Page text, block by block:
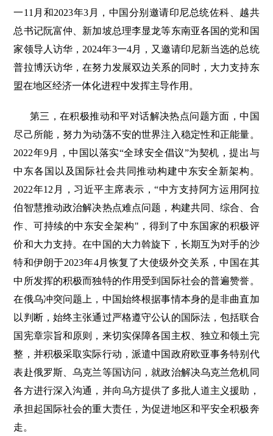
一11月和2023年3月，中国分别邀请印尼总统佐科、越共
总书记阮富仲、新加坡总理李显龙等东南亚各国的党和国
家领导人访华，2024年3一4月，又邀请印尼新当选的总统
普拉博沃访华，在努力发展双边关系的同时，大力支持东
盟在地区经济一体化进程中发挥主导作用。
第三，在积极推动和平对话解决热点问题方面，中国
尽己所能，努力为动荡不安的世界注入稳定性和正能量。
2022年9月，中国以落实“全球安全倡议”为契机，提出与
中东各国以及国际社会共同推动构建中东安全新架构。
2022年12月，习近平主席表示，“中方支持阿方运用阿拉
伯智慧推动政治解决热点难点问题，构建共同、综合、合
作、可持续的中东安全架构"，得到了中东国家的积极评
价和大力支持。在中国的大力斡旋下，长期互为对手的沙
特和伊朗于2023年4月恢复了大使级外交关系，中国在其
中所发挥的积极而独特的作用受到国际社会的普遍赞誉。
在俄乌冲突问题上，中国始终根据事情本身的是非曲直加
以判断，始终主张通过严格遵守公认的国际法，包括联合
国宪章宗旨和原则，来切实保障各国主权、独立和领土完
整，并积极采取实际行动，派遣中国政府欧亚事务特别代
表赴俄罗斯、乌克兰等国访问，就政治解决乌克兰危机同
各方进行深入沟通，并向乌方提供了多批人道主义援助，
承担起国际社会的重大责任，为促进地区和平安全积极奔
走。